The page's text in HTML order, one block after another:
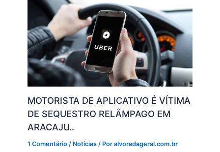
MOTORISTA DE APLICATIVO É VÍTIMA
DE SEQUESTRO RELÂMPAGO EM
ARACAJU..
1 Comentário / Notícias / Poralvoradageral.com.br